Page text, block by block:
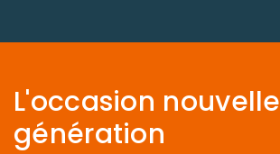
L'occasion nouvelle
génération